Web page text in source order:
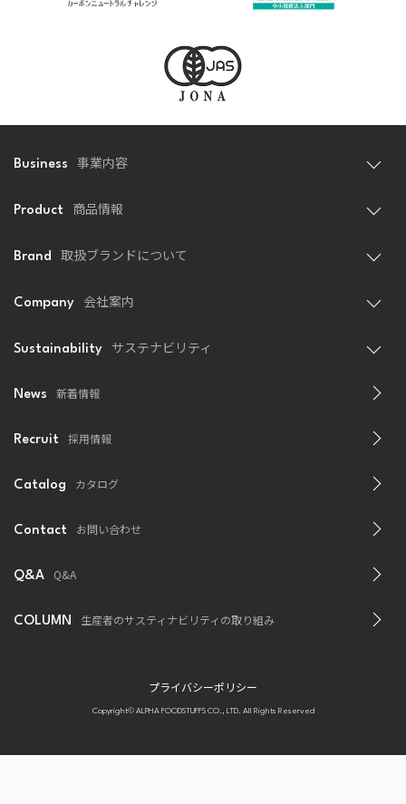
Business 事業内容
Product 商品情報
Brand 取扱ブランドについて
Company 会社案内
Sustainability サステナビリティ
News 新着情報
Recruit 採用情報
Catalog カタログ
Contact お問い合わせ
Q&A Q&A
COLUMN 生産者のサスティナビリティの取り組み
プライバシーポリシー
Copyright© ALPHA FOODSTUFFS CO., LTD. All Rights Reserved